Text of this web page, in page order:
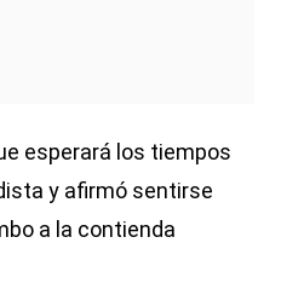
esperará los tiempos
y afirmó sentirse
a la contienda